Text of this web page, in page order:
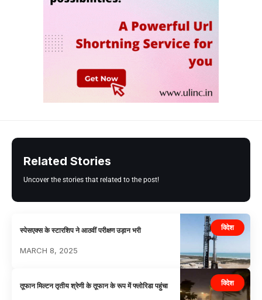
Related Stories
Uncover the stories that related to the post!
विदेश
स्पेसएक्स के स्टारशिप ने आठवीं परीक्षण उड़ान भरी
MARCH 8, 2025
विदेश
तूफान मिल्टन तृतीय श्रेणी के तूफान के रूप में फ्लोरिडा पहुंचा